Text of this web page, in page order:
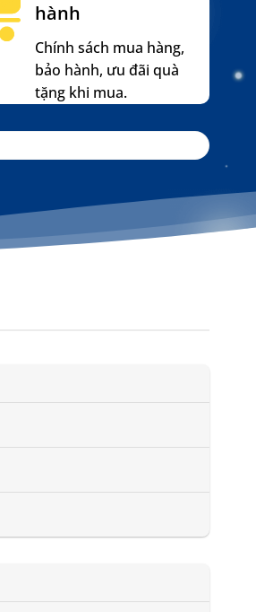
hành
Chính sách mua hàng,
bảo hành, ưu đãi quà
tặng khi mua.